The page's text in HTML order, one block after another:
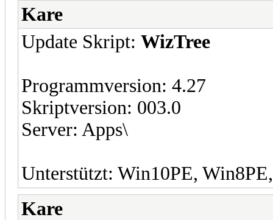
Kare
Update Skript: WizTree
Programmversion: 4.27
Skriptversion: 003.0
Server: Apps\
Unterstützt: Win10PE,
Kare